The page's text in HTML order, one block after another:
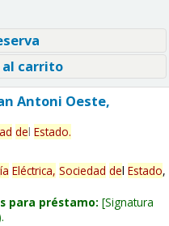
carrito
Antoni Oeste,
del Estado.
Eléctrica, Sociedad del Estado,
para préstamo: Signatura